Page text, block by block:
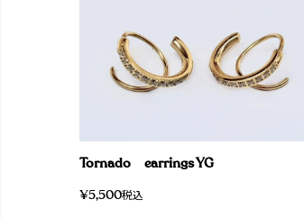
Tornado earrings YG
¥5,500税込